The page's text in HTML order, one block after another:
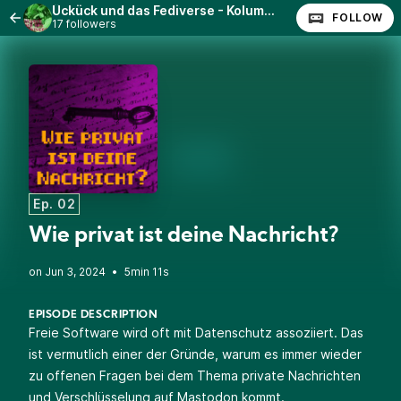
Ückück und das Fediverse - Kolumne auf GNU/Linux.ch
17 followers FOLLOW
Ep. 02
Wie privat ist deine Nachricht?
• 5min 11s
EPISODE DESCRIPTION
Freie Software wird oft mit Datenschutz assoziiert. Das
ist vermutlich einer der Gründe, warum es immer wieder
zu offenen Fragen bei dem Thema private Nachrichten
und Verschlüsselung auf Mastodon kommt.